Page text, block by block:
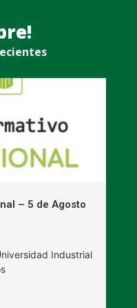
– 5 de Agosto
Industrial